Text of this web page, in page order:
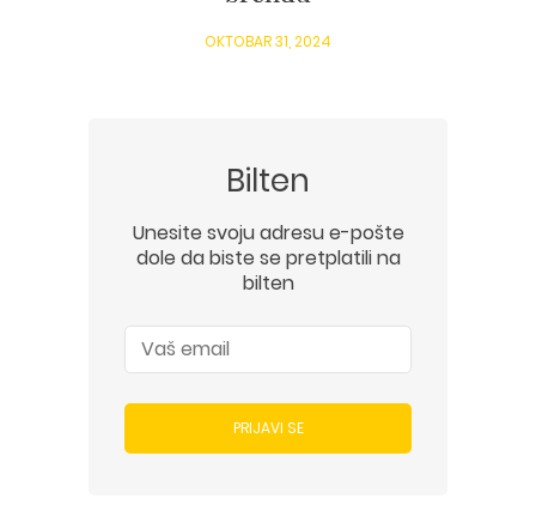
OKTOBAR 31, 2024
Bilten
Unesite svoju adresu e-pošte
dole da biste se pretplatili na
bilten
PRIJAVI SE